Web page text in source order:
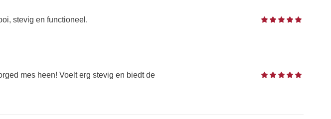
stevig en functioneel.
mes heen! Voelt erg stevig en biedt de